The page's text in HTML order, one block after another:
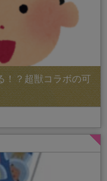
！？超獣コラボの可